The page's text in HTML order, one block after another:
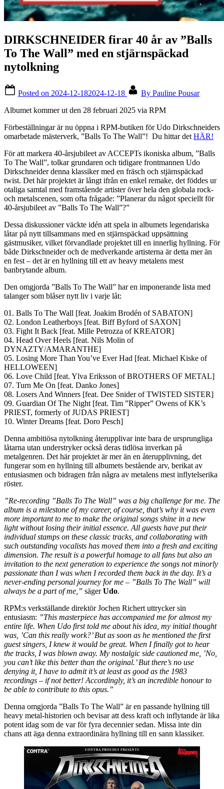
DIRKSCHNEIDER firar 40 år av ”Balls
To The Wall” med en stjärnspäckad
nytolkning
Posted on 2024-12-182024-12-18 By Pauline Pousar
Albumet kommer ut den 28 februari 2025 via RPM
Förbeställningar är nu öppna i RPM-butiken för Udo Dirkschneiders
omarbetade mästerverk, ”Balls To The Wall”! Du hittar det HÄR!
För att markera 40-årsjubileet av ACCEPTs ikoniska album, ”Balls
To The Wall”, tolkar grundaren och tidigare frontmannen Udo
Dirkschneider denna klassiker med en fräsch och stjärnspäckad
twist. Det här projektet är långt ifrån en enkel remake, det föddes ur
otaliga samtal med framstående artister över hela den globala rock-
och metalscenen, som ofta frågade: ”Planerar du något speciellt för
40-årsjubileet av ”Balls To The Wall”?”
Dessa diskussioner väckte idén att spela in albumets legendariska
låtar på nytt tillsammans med en stjärnspäckad uppsättning
gästmusiker, vilket förvandlade projektet till en innerlig hyllning. För
både Dirkschneider och de medverkande artisterna är detta mer än
en fest – det är en hyllning till ett av heavy metalens mest
banbrytande album.
Den omgjorda ”Balls To The Wall” har en imponerande lista med
talanger som blåser nytt liv i varje låt:
01. Balls To The Wall [feat. Joakim Brodén of SABATON]
02. London Leatherboys [feat. Biff Byford of SAXON]
03. Fight It Back [feat. Mille Petrozza of KREATOR]
04. Head Over Heels [feat. Nils Molin of
DYNAZTY/AMARANTHE]
05. Losing More Than You’ve Ever Had [feat. Michael Kiske of
HELLOWEEN]
06. Love Child [feat. Ylva Eriksson of BROTHERS OF METAL]
07. Turn Me On [feat. Danko Jones]
08. Losers And Winners [feat. Dee Snider of TWISTED SISTER]
09. Guardian Of The Night [feat. Tim ”Ripper” Owens of KK’s
PRIEST, formerly of JUDAS PRIEST]
10. Winter Dreams [feat. Doro Pesch]
Denna ambitiösa nytolkning återupplivar inte bara de ursprungliga
låtarna utan understryker också deras tidlösa inverkan på
metalgenren. Det här projektet är mer än en återupplivning, det
fungerar som en hyllning till albumets bestående arv, berikat av
entusiasmen och bidragen från några av metalens mest inflytelserika
röster.
”Re-recording ”Balls To The Wall” was a big challenge for me. The
album is a milestone of my career, of course, that’s why it was even
more important to me to make the original songs shine in a new
light without losing their initial essence. All guests have put their
individual stamps on these classic tracks, and collaborating with
such outstanding vocalists has moved them into a fresh and exciting
dimension. The result is a powerful homage to all fans but also an
invitation to the next generation to experience the songs not minorly
passionate than I was when I recorded them back in the day. It’s a
never-ending personal journey for me – ”Balls To The Wall” will
always be a part of me,” sägerUdo.
RPM:s verkställande direktör Jochen Richert uttrycker sin
entusiasm: ”This masterpiece has accompanied me for almost my
entire life. When Udo first told me about his idea, my initial thought
was, ’Can this really work?’ But as soon as he mentioned the first
guest singers, I knew it would be great. When I finally got to hear
the tracks, I was blown away. My nostalgic side cautioned me, ’No,
you can’t like this better than the original.’ But there’s no use
denying it, I have to admit it’s at least as good as the 1983
recordings – if not better! Accordingly, it’s an incredible honour to
be able to contribute to this opus.”
Denna omgjorda ”Balls To The Wall” är en passande hyllning till
heavy metal-historien och bevisar att dess kraft och inflytande är lika
potent idag som de var för fyra decennier sedan. Missa inte din
chans att äga denna extraordinära hyllning till en sann klassiker.